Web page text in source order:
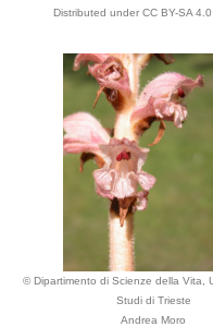
Distributed under CC BY-SA
© Dipartimento di Scienze della Vita,
Studi di Trieste
Andrea Moro